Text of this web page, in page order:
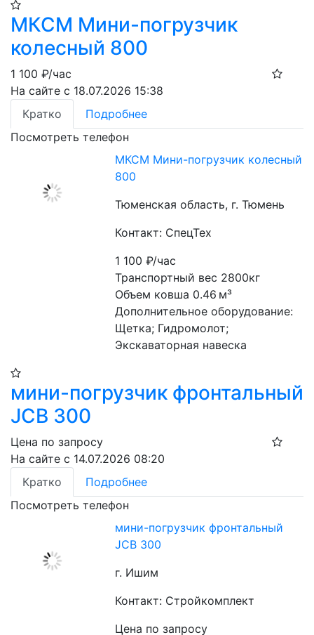
МКСМ Мини-погрузчик
колесный 800
1 100 ₽/час
На сайте с 18.07.2026 15:38
Кратко
Подробнее
Посмотреть телефон
МКСМ Мини-погрузчик колесный
800
Тюменская область, г. Тюмень
Контакт: СпецТех
1 100₽/час
Транспортный вес 2800кг
Объем ковша 0.46 м³
Дополнительное оборудование:
Щетка; Гидромолот;
Экскаваторная навеска
мини-погрузчик фронтальный
JCB 300
Цена по запросу
На сайте с 14.07.2026 08:20
Кратко
Подробнее
Посмотреть телефон
мини-погрузчик фронтальный
JCB 300
г. Ишим
Контакт: Стройкомплект
Цена по запросу